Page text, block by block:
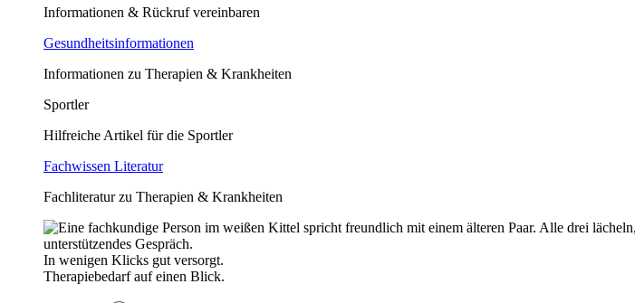
Informationen & Rückruf vereinbaren
Gesundheitsinformationen
Informationen zu Therapien & Krankheiten
Sportler
Hilfreiche Artikel für die Sportler
Fachwissen Literatur
Fachliteratur zu Therapien & Krankheiten
In wenigen Klicks gut versorgt.
Therapiebedarf auf einen Blick.